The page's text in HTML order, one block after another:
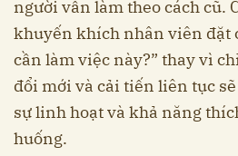
người vẫn làm theo cách cũ.
khuyến khích nhân viên đặt
cần làm việc này?” thay vì
đổi mới và cải tiến liên tục
sự linh hoạt và khả năng
huống.